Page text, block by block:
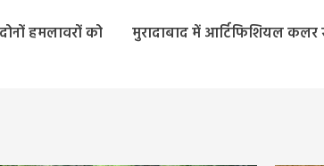
हमलावरों को
मुरादाबाद में आर्टिफिशियल कलर